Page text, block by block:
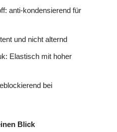
anti-kondensierend für
und nicht alternd
Elastisch mit hoher
bei
Blick